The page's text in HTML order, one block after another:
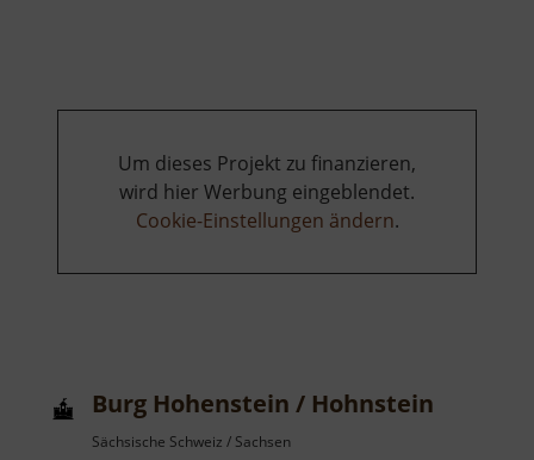
Um dieses Projekt zu finanzieren,
wird hier Werbung eingeblendet.
Cookie-Einstellungen ändern.
Burg Hohenstein / Hohnstein
Sächsische Schweiz / Sachsen